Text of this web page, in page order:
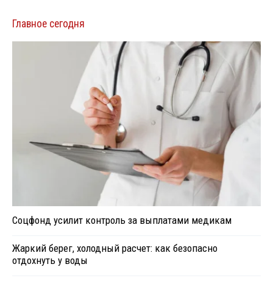
Главное сегодня
Соцфонд усилит контроль за выплатами медикам
Жаркий берег, холодный расчет: как безопасно
отдохнуть у воды